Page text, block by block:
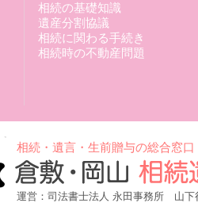
相続の基礎知識
遺産分割協議
相続に関わる手続き
相続時の不動産問題
相続・遺言・生前贈与の総合窓口
運営：司法書士法人 永田事務所 山下